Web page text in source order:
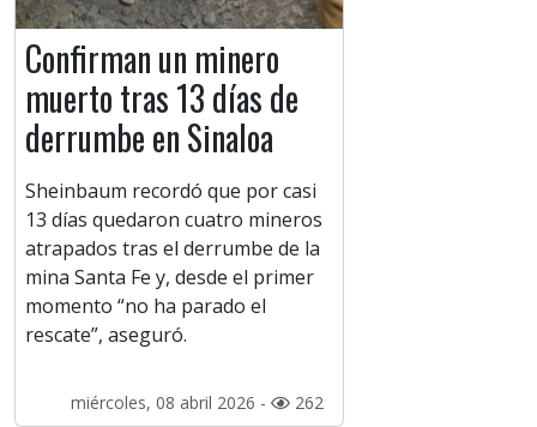
Confirman un minero
muerto tras 13 días de
derrumbe en Sinaloa
Sheinbaum recordó que por casi
13 días quedaron cuatro mineros
atrapados tras el derrumbe de la
mina Santa Fe y, desde el primer
momento “no ha parado el
rescate”, aseguró.
miércoles, 08 abril 2026 - 262